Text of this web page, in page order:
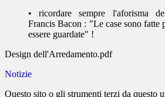
• ricordare sempre l'aforisma
Francis Bacon : "Le case sono fatte
essere guardate" !
Design dell'Arredamento.pdf
Notizie
Questo sito o gli strumenti terzi da questo